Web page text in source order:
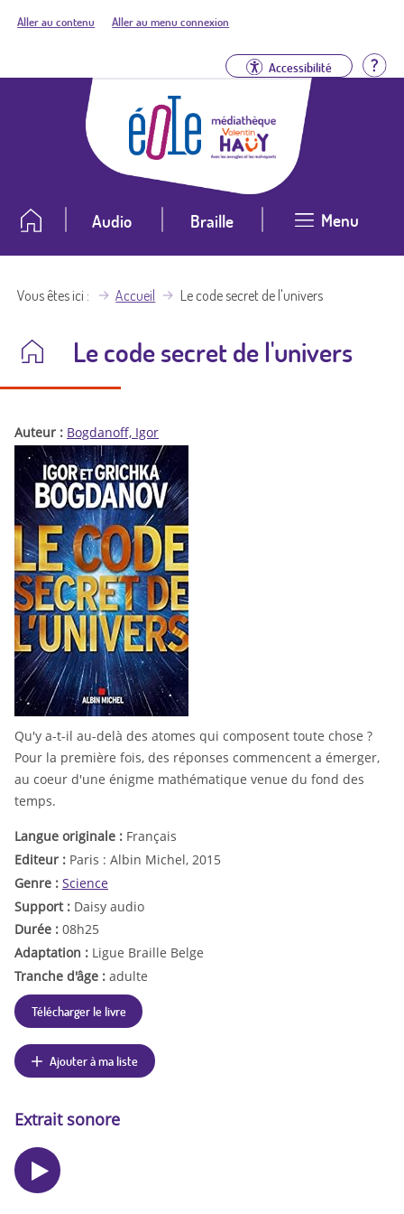
Aller au contenu Aller au menu connexion
Accessibilité
Audio Braille Menu
Vous êtes ici Accueil Le code secret de l'univers
Le code secret de l'univers
Auteur : Bogdanoff, Igor
Qu'y a-t-il au-delà des atomes qui composent toute chose ?
Pour la première fois, des réponses commencent a émerger,
au coeur d'une énigme mathématique venue du fond des
temps.
Langue originale : Français
Editeur : Paris : Albin Michel, 2015
Genre : Science
Support : Daisy audio
Durée : 08h25
Adaptation : Ligue Braille Belge
Tranche d'âge : adulte
Télécharger le livre
Ajouter à ma liste
Extrait sonore